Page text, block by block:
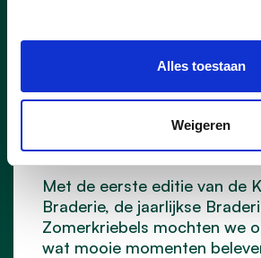
Alles toestaan
Weigeren
Een warm
weekend vol
in het teken van ontmoeting,
en muziek.
Met de eerste editie van de
Braderie, de jaarlijkse
Zomerkriebels mochten we
wat mooie momenten